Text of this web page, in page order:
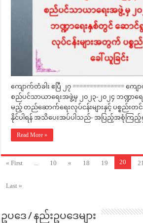
ကျောက်တံခါး ဧပြီ ၂၇ =============== က
စည်ပင်သာယာရေးအဖွဲ့မှ ၂၀၂၃-၂၀၂၄ ဘဏ္ဍာရ
မည့် တည်ဆောက်ရေးလုပ်ငန်းများနှင့် ပစ္စည်းတင်
နိုင်ပါရန် အသိပေးအပ်ပါသည်- အပြည့်အစုံက
Read More »
« First 10 « 18 19 20 21
Last »
ဥပဒေ / နည်းဥပဒေများ